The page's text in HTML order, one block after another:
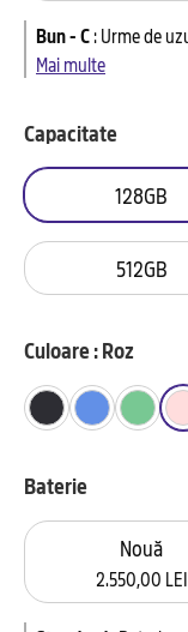
Bun - C:Urme de
Mai multe
Capacitate
128GB
512GB
Culoare : Roz
Baterie
Nouă
2.550,00 LEI